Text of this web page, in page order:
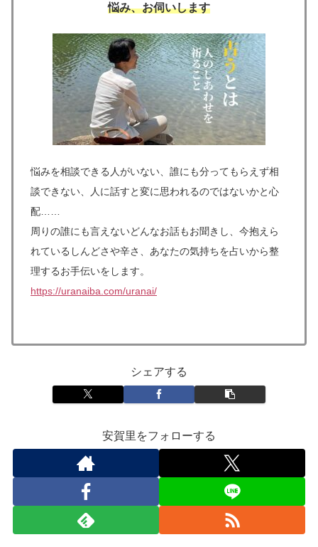
悩み、お伺いします
悩みを相談できる人がいない、誰にも分ってもらえず相
談できない、人に話すと変に思われるのではないかと心
配……
周りの誰にも言えないどんなお話もお聞きし、今抱えら
れているしんどさや辛さ、あなたの気持ちを占いから整
理するお手伝いをします。
https://uranaiba.com/uranai/
シェアする
安賀里をフォローする